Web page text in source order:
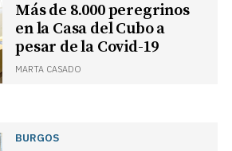
Más de 8.000 peregrinos
en la Casa del Cubo a
pesar de la Covid-19
MARTA CASADO
BURGOS